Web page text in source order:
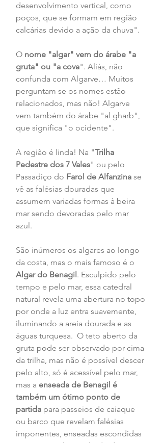
desenvolvimento vertical, como
poços, que se formam em região
calcárias devido a ação da chuva".
O nome "algar" vem do árabe "a
gruta" ou "a cova". Aliás, não
confunda com Algarve… Muitos
perguntam se os nomes estão
relacionados, mas não! Algarve
vem também do árabe "al gharb",
que significa "o ocidente".
A região é linda! Na "Trilha
Pedestre dos 7 Vales" ou pelo
Passadiço do Farol de Alfanzina se
vê as falésias douradas que
assumem variadas formas à beira
mar sendo devoradas pelo mar
azul.
São inúmeros os algares ao longo
da costa, mas o mais famoso é o
Algar do Benagil . Esculpido pelo
tempo e pelo mar, essa catedral
natural revela uma abertura no topo
por onde a luz entra suavemente,
iluminando a areia dourada e as
águas turquesa.  O teto aberto da
gruta pode ser observado por cima
da trilha, mas não é possível descer
pelo alto, só é acessível pelo mar,
mas a enseada de Benagil é
também um ótimo ponto de
partida para passeios de caiaque
ou barco que revelam falésias
imponentes, enseadas escondidas